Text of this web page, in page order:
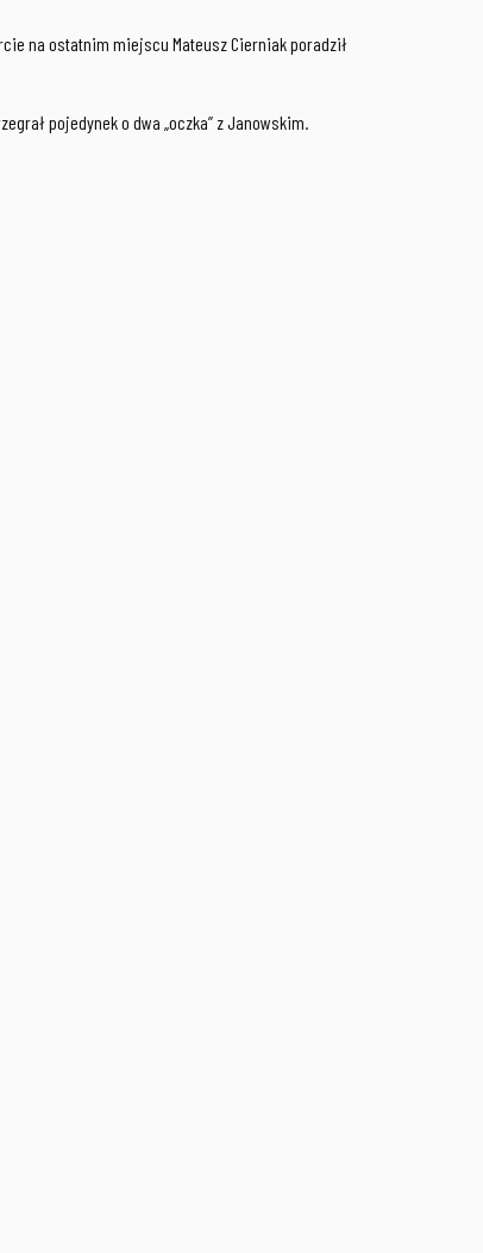
na ostatnim miejscu Mateusz Cierniak poradził
pojedynek o dwa „oczka” z Janowskim.